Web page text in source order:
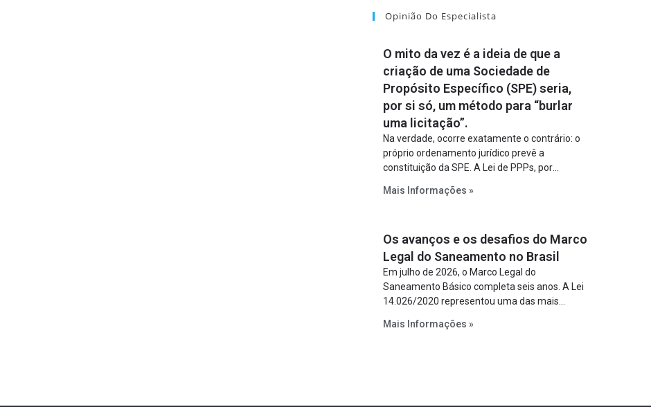
Opinião Do Especialista
O mito da vez é a ideia de que a
criação de uma Sociedade de
Propósito Específico (SPE) seria,
por si só, um método para “burlar
uma licitação”.
Na verdade, ocorre exatamente o contrário: o
próprio ordenamento jurídico prevê a
constituição da SPE. A Lei de PPPs, por
constitua uma SPE para implantar e gerir o
Lei de Concessões, a figura é facultativa e
sujeita a uma escolha racional de projeto a
projeto.
Mais Informações »
Os avanços e os desafios do Marco
Legal do Saneamento no Brasil
Em julho de 2026, o Marco Legal do
Saneamento Básico completa seis anos. A Lei
14.026/2020 representou uma das mais
estabelecer metas claras para a
mecanismos voltados à segurança jurídica dos
Mais Informações »